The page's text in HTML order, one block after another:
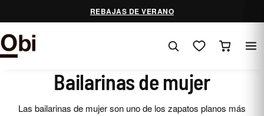
al
contenido
REBAJAS DE VERANO
Bailarinas de mujer
Las bailarinas de mujer son uno de los zapatos planos más